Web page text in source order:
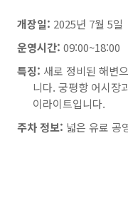
개장일: 2025년 7월 5일
운영시간: 09:00~18:00
특징: 새로 정비된 해변
니다. 궁평항 어시장
이라이트입니다.
주차 정보: 넓은 유료 공